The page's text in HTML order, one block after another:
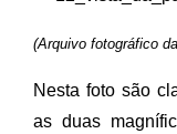
(Arquivo fotográfico
Nesta foto são
as duas